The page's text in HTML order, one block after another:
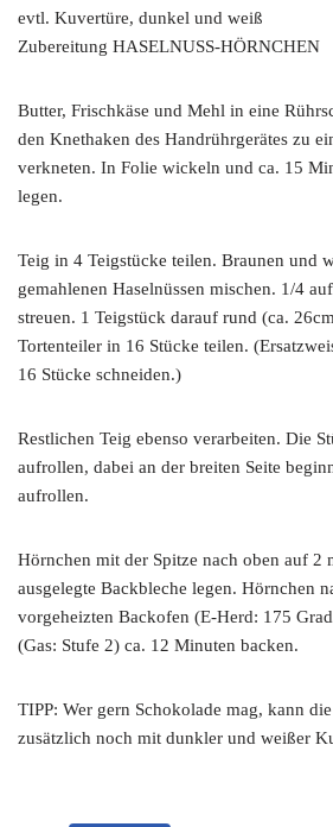
evtl. Kuvertüre, dunkel und weiß
Zubereitung HASELNUSS-HÖRNCHEN
Butter, Frischkäse und Mehl in eine
den Knethaken des Handrührgerätes zu
verkneten. In Folie wickeln und ca. 15
legen.
Teig in 4 Teigstücke teilen. Braunen und
gemahlenen Haselnüssen mischen. 1/4
streuen. 1 Teigstück darauf rund (ca.
Tortenteiler in 16 Stücke teilen.
16 Stücke schneiden.)
Restlichen Teig ebenso verarbeiten. Die
aufrollen, dabei an der breiten Seite
aufrollen.
Hörnchen mit der Spitze nach oben auf 2
ausgelegte Backbleche legen. Hörnchen
vorgeheizten Backofen (E-Herd: 175
(Gas: Stufe 2) ca. 12 Minuten backen.
TIPP: Wer gern Schokolade mag, kann
zusätzlich noch mit dunkler und weißer